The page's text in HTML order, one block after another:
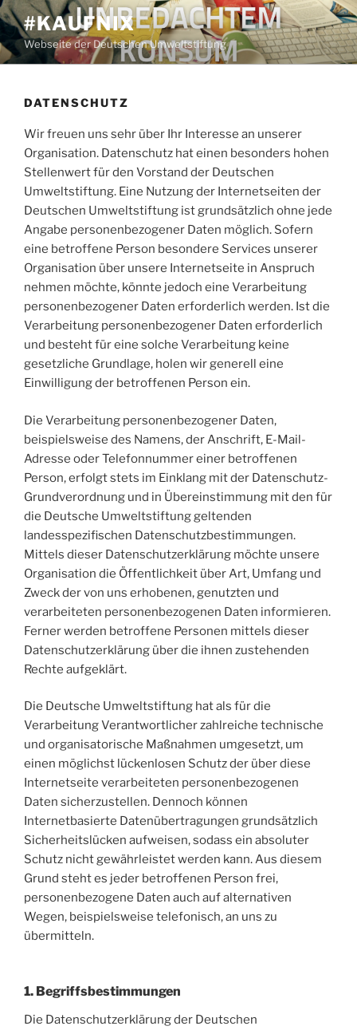
Zum
Inhalt
springen
#KAUFNIX
Webseite der Deutschen Umweltstiftung
DATENSCHUTZ
Wir freuen uns sehr über Ihr Interesse an unserer
Organisation. Datenschutz hat einen besonders hohen
Stellenwert für den Vorstand der Deutschen
Umweltstiftung. Eine Nutzung der Internetseiten der
Deutschen Umweltstiftung ist grundsätzlich ohne jede
Angabe personenbezogener Daten möglich. Sofern
eine betroffene Person besondere Services unserer
Organisation über unsere Internetseite in Anspruch
nehmen möchte, könnte jedoch eine Verarbeitung
personenbezogener Daten erforderlich werden. Ist die
Verarbeitung personenbezogener Daten erforderlich
und besteht für eine solche Verarbeitung keine
gesetzliche Grundlage, holen wir generell eine
Einwilligung der betroffenen Person ein.
Die Verarbeitung personenbezogener Daten,
beispielsweise des Namens, der Anschrift, E-Mail-
Adresse oder Telefonnummer einer betroffenen
Person, erfolgt stets im Einklang mit der Datenschutz-
Grundverordnung und in Übereinstimmung mit den für
die Deutsche Umweltstiftung geltenden
landesspezifischen Datenschutzbestimmungen.
Mittels dieser Datenschutzerklärung möchte unsere
Organisation die Öffentlichkeit über Art, Umfang und
Zweck der von uns erhobenen, genutzten und
verarbeiteten personenbezogenen Daten informieren.
Ferner werden betroffene Personen mittels dieser
Datenschutzerklärung über die ihnen zustehenden
Rechte aufgeklärt.
Die Deutsche Umweltstiftung hat als für die
Verarbeitung Verantwortlicher zahlreiche technische
und organisatorische Maßnahmen umgesetzt, um
einen möglichst lückenlosen Schutz der über diese
Internetseite verarbeiteten personenbezogenen
Daten sicherzustellen. Dennoch können
Internetbasierte Datenübertragungen grundsätzlich
Sicherheitslücken aufweisen, sodass ein absoluter
Schutz nicht gewährleistet werden kann. Aus diesem
Grund steht es jeder betroffenen Person frei,
personenbezogene Daten auch auf alternativen
Wegen, beispielsweise telefonisch, an uns zu
übermitteln.
1. Begriffsbestimmungen
Die Datenschutzerklärung der Deutschen